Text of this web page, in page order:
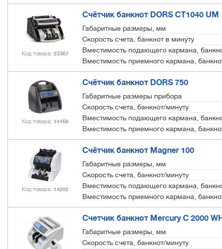
Код товара 23367
Счётчик банкнот DORS СТ1040 UM
Габаритные размеры, мм
Скорость счета, банкнот в минуту
Вместимость подающего кармана,
Вместимость приемного кармана,
Код товара 14169
Счётчик банкнот DORS 750
Габаритные размеры прибора
Скорость счета, банкнот/минуту
Вместимость подающего кармана,
Вместимость приемного кармана,
Код товара 14202
Счётчик банкнот Magner 100
Габаритные размеры, мм
Скорость счета, банкнот/минуту
Вместимость подающего кармана,
Вместимость приемного кармана,
Счетчик банкнот Mercury C 2000
Габаритные размеры, мм
Скорость счета, банкнот/минуту